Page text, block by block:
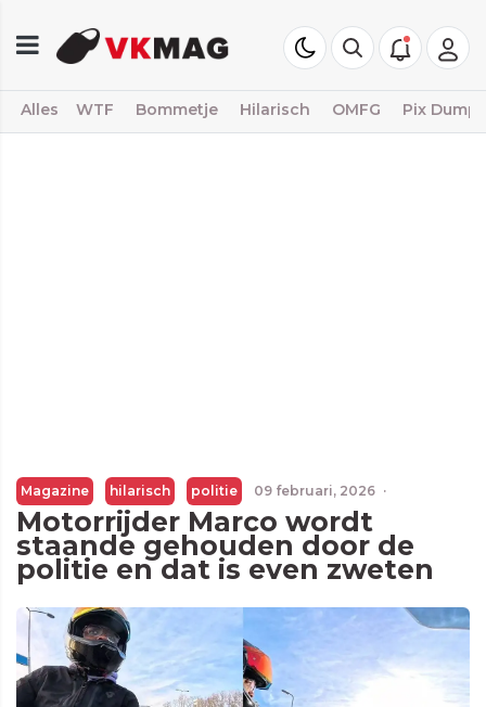
Alles WTF Bommetje Hilarisch OMFG Pix Dump
Magazine hilarisch politie 09 februari, 2026 ·
Motorrijder Marco wordt
staande gehouden door de
politie en dat is even zweten